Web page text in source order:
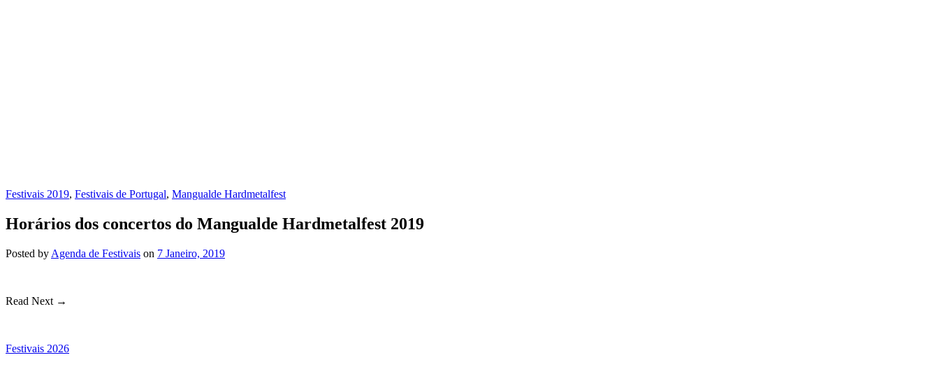
Festivais 2019, Festivais de Portugal, Mangualde Hardmetalfest
Horários dos concertos do Mangualde Hardmetalfest 2019
Posted by Agenda de Festivais on 7 Janeiro, 2019
Read Next →
Festivais 2026